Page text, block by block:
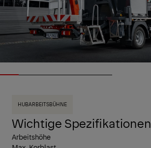
HUBARBEITSBÜHNE
Wichtige Spezifikationen
Arbeitshöhe